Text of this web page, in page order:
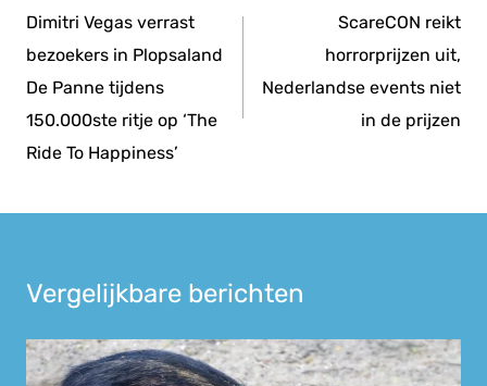
navigatie
Dimitri Vegas verrast
bezoekers in Plopsaland
De Panne tijdens
150.000ste ritje op ‘The
Ride To Happiness’
ScareCON reikt
horrorprijzen uit,
Nederlandse events niet
in de prijzen
Vergelijkbare berichten